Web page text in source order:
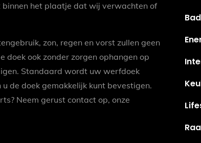
binnen het plaatje dat wij verwachten of
zon, regen en vorst zullen geen
doek ook zonder zorgen ophangen op
Standaard wordt uw werfdoek
de doek gemakkelijk kunt bevestigen.
Neem gerust contact op, onze